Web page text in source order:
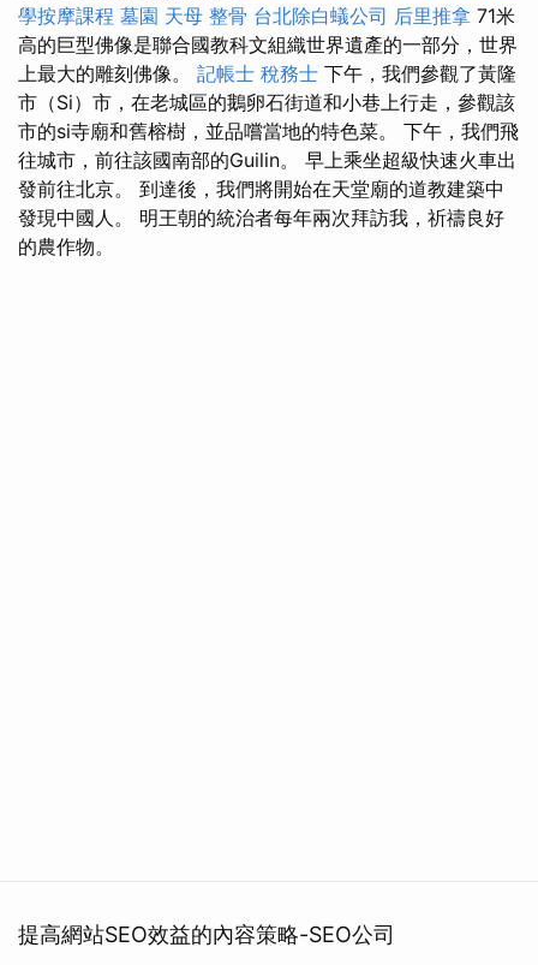
學按摩課程 墓園 天母 整骨 台北除白蟻公司 后里推拿 71米
高的巨型佛像是聯合國教科文組織世界遺產的一部分，世界
上最大的雕刻佛像。 記帳士 稅務士 下午，我們參觀了黃隆
市（Si）市，在老城區的鵝卵石街道和小巷上行走，參觀該
市的si寺廟和舊榕樹，並品嚐當地的特色菜。 下午，我們飛
往城市，前往該國南部的Guilin。 早上乘坐超級快速火車出
發前往北京。 到達後，我們將開始在天堂廟的道教建築中
發現中國人。 明王朝的統治者每年兩次拜訪我，祈禱良好
的農作物。
提高網站SEO效益的內容策略-SEO公司